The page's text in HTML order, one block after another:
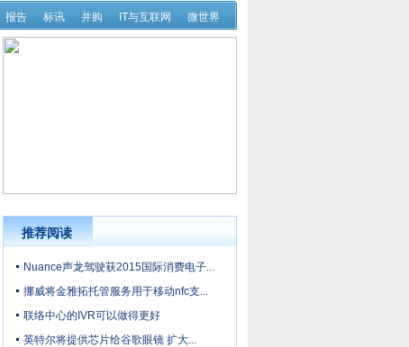
报告 标讯 并购 IT与互联网 微世界
推荐阅读
Nuance声龙驾驶获2015国际消费电子...
挪威将金雅拓托管服务用于移动nfc支...
联络中心的IVR可以做得更好
英特尔将提供芯片给谷歌眼镜 扩大...